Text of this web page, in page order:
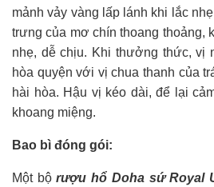
mảnh vảy vàng lấp lánh khi lắc
trưng của mơ chín thoang thoảng,
nhẹ, dễ chịu. Khi thưởng thức, vị
hòa quyện với vị chua thanh của
hài hòa. Hậu vị kéo dài, để lại
khoang miệng.
Bao bì đóng gói:
Một bộrượu hổ Doha sứ Royal